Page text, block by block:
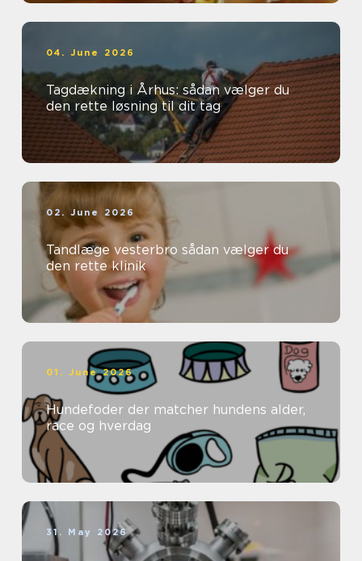
04. June 2026
Tagdækning i Århus: sådan vælger du
den rette løsning til dit tag
02. June 2026
Tandlæge vesterbro sådan vælger du
den rette klinik
01. June 2026
Hundefoder der matcher hundens alder,
race og hverdag
31. May 2026